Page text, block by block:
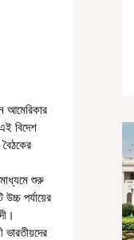
আমেরিকার
বিদেশ
পর্যায়ের
ভারতীয়দের